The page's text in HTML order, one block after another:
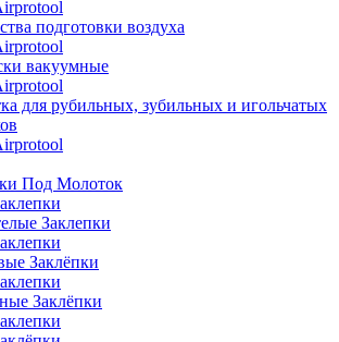
подготовки воздуха
вакуумные
для рубильных, зубильных и игольчатых
Под Молоток
Заклепки
Заклёпки
Заклёпки